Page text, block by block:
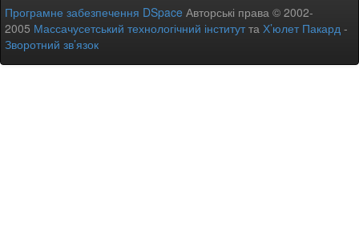
Програмне забезпечення DSpace Авторські права © 2002-
2005 Массачусетський технологічний інститутта Х’юлет Пакард -
Зворотний зв’язок